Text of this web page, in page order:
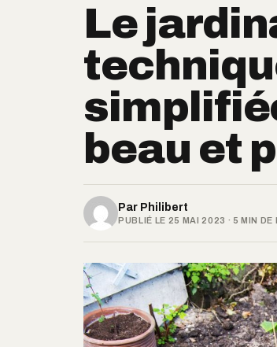
Le
beau et
Par Philibert
PUBLIÉ LE 25 MAI 2023 · 5 MIN DE